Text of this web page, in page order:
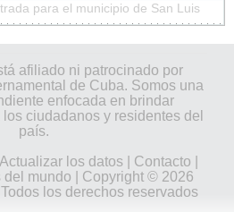
para el municipio de San Luis
afiliado ni patrocinado por
de Cuba. Somos una
enfocada en brindar
ciudadanos y residentes del
país.
Actualizar los datos Contacto
del mundo | Copyright © 2026
los derechos reservados